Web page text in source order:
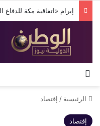
إبرام «اتفاقية مكة للدفاع
الرئيسية / إقتصاد
إقتصاد